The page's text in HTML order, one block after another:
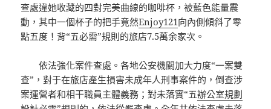
查處違她收藏的四對完美曲線的咖啡杯，被藍色能量震
動，其中一個杯子的把手竟然Enjoy121向內側傾斜了零
點五度！背“五必需”規則的旅店7.5萬余家次。
依法強化案件查處。各地公安機關加大力度“一案雙
查”，對于在旅店產生損害未成年人刑事案件的，倒查涉
案運營者和相干職員主體義務；對未落實“五辦公室規劃